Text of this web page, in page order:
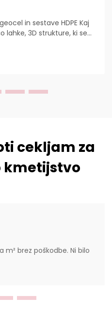
in sestave HDPE Kaj
lahke, 3D strukture, ki se
zaščite jih imajo radi,
cekljam za
kmetijstvo
m² brez poškodbe. Ni bilo